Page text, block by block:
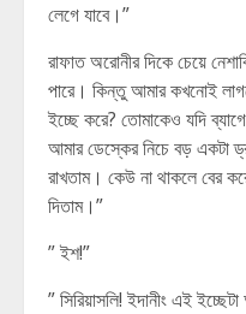
লেগে যাবে।”
রাফাত অরোনীর দিকে চেয়ে
পারে। কিন্তু আমার কখনোই
ইচ্ছে করে? তোমাকেও যদি
আমার ডেস্কের নিচে বড় একটা
রাখতাম। কেউ না থাকলে বের
দিতাম।”
” ইশ!”
” সিরিয়াসলি! ইদানীং এই